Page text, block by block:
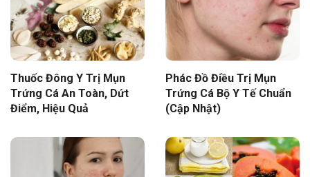
Thuốc Đông Y Trị Mụn
Trứng Cá An Toàn, Dứt
Điểm, Hiệu Quả
Phác Đồ Điều Trị Mụn
Trứng Cá Bộ Y Tế Chuẩn
(Cập Nhật)